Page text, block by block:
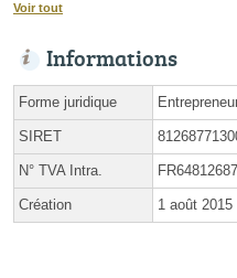
Voir tout
Informations
Forme juridique
SIRET
N° TVA Intra.
Création 1 août 2015